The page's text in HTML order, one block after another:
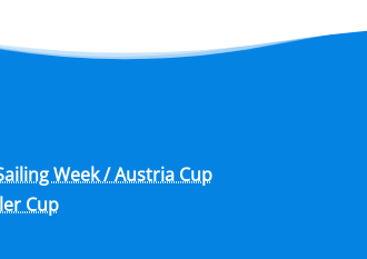
Week / Austria Cup
Cup